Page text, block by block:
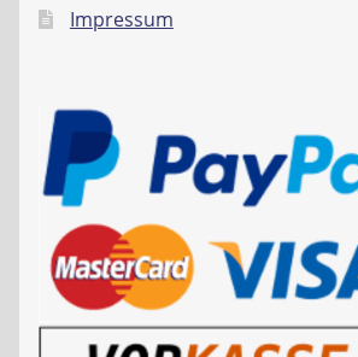
Impressum